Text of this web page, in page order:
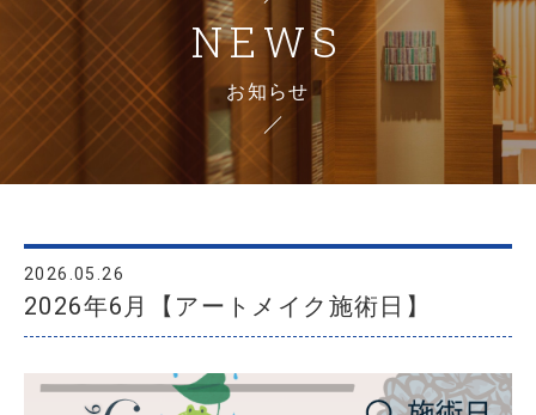
NEWS
お知らせ
2026.05.26
2026年6月【アートメイク施術日】